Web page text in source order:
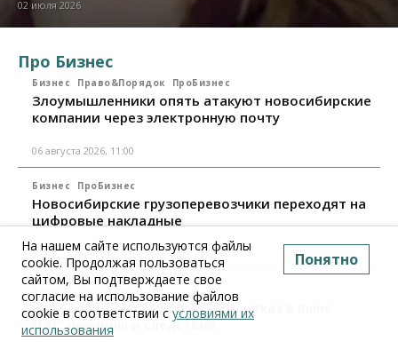
02 июля 2026
Про Бизнес
Бизнес Право&Порядок ПроБизнес
Злоумышленники опять атакуют новосибирские
компании через электронную почту
06 августа 2026, 11:00
Бизнес ПроБизнес
Новосибирские грузоперевозчики переходят на
цифровые накладные
28 июля 2026, 11:00
Бизнес ПроБизнес
Новосибирцы стали получать отказ в вычете по
НДС: причины и следствия
На нашем сайте используются файлы
cookie. Продолжая пользоваться
сайтом, Вы подтверждаете свое
согласие на использование файлов
cookie в соответствии с условиями их
использования
Понятно